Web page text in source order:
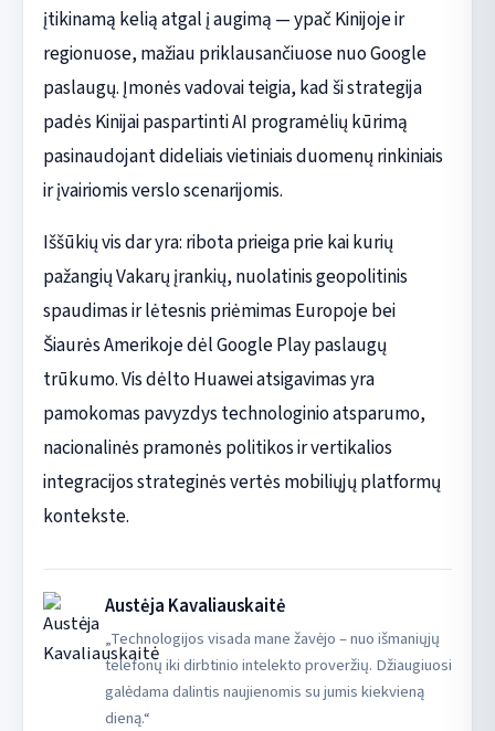
įtikinamą kelią atgal į augimą — ypač Kinijoje ir
regionuose, mažiau priklausančiuose nuo Google
paslaugų. Įmonės vadovai teigia, kad ši strategija
padės Kinijai paspartinti AI programėlių kūrimą
pasinaudojant dideliais vietiniais duomenų rinkiniais
ir įvairiomis verslo scenarijomis.
Iššūkių vis dar yra: ribota prieiga prie kai kurių
pažangių Vakarų įrankių, nuolatinis geopolitinis
spaudimas ir lėtesnis priėmimas Europoje bei
Šiaurės Amerikoje dėl Google Play paslaugų
trūkumo. Vis dėlto Huawei atsigavimas yra
pamokomas pavyzdys technologinio atsparumo,
nacionalinės pramonės politikos ir vertikalios
integracijos strateginės vertės mobiliųjų platformų
kontekste.
Austėja Kavaliauskaitė
„Technologijos visada mane žavėjo – nuo išmaniųjų
telefonų iki dirbtinio intelekto proveržių. Džiaugiuosi
galėdama dalintis naujienomis su jumis kiekvieną
dieną.“